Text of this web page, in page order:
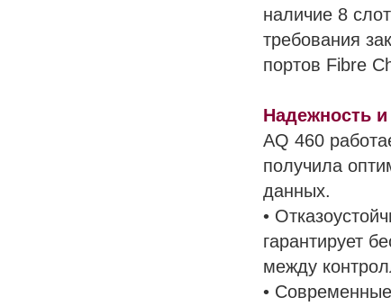
наличие 8
требования
портов Fibre
Надежность
AQ 460
получила
данных.
•
гарантирует
между
•